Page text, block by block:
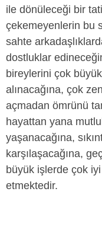
ile dönüleceği bir
çekemeyenlerin bu
sahte
dostluklar
bireylerini çok
alınacağına, çok
açmadan ömrünü
hayattan yana
yaşanacağına,
karşılaşacağına,
büyük işlerde çok
etmektedir.